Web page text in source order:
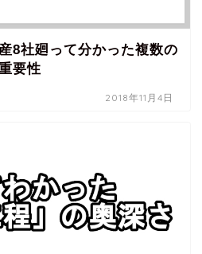
8社廻って分かった複数の
要性
2018年11月4日